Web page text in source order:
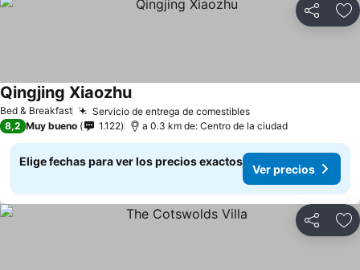
Compartir
Bed & Breakfast Servicio de entrega de comestiblesVer precios
Qingjing XiaozhuVer precios
8,2 Muy bueno 1.122 a 0.3 km de: Centro de la ciudad
Elige fechas para ver los precios exactos
Ver precios
Compartir